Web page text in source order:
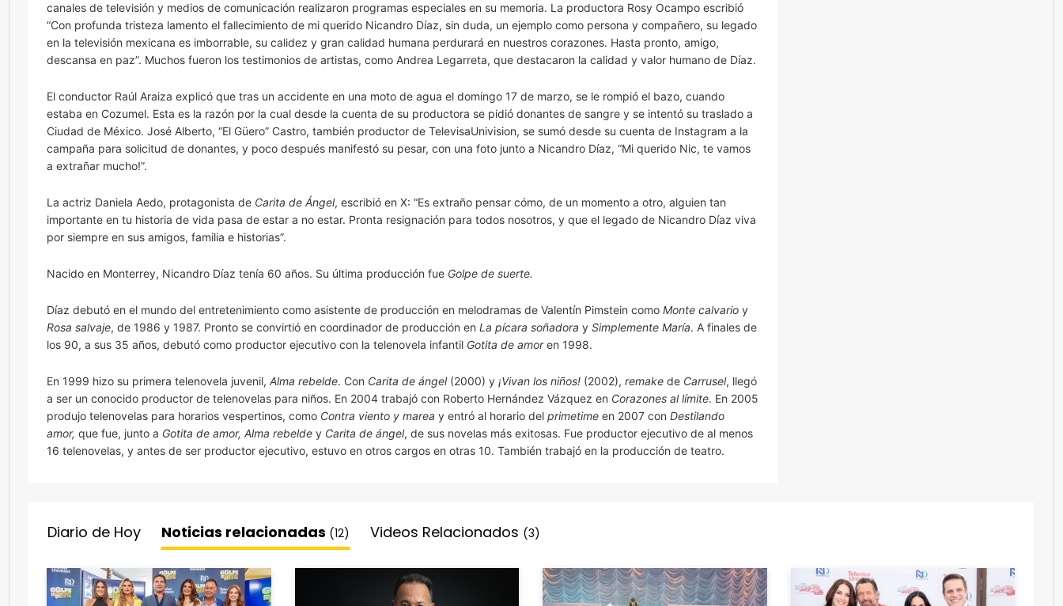
canales de televisión y medios de comunicación realizaron programas especiales en su memoria. La productora Rosy Ocampo escribió
“Con profunda tristeza lamento el fallecimiento de mi querido Nicandro Díaz, sin duda, un ejemplo como persona y compañero, su legado
en la televisión mexicana es imborrable, su calidez y gran calidad humana perdurará en nuestros corazones. Hasta pronto, amigo,
descansa en paz”. Muchos fueron los testimonios de artistas, como Andrea Legarreta, que destacaron la calidad y valor humano de Díaz.
El conductor Raúl Araiza explicó que tras un accidente en una moto de agua el domingo 17 de marzo, se le rompió el bazo, cuando
estaba en Cozumel. Esta es la razón por la cual desde la cuenta de su productora se pidió donantes de sangre y se intentó su traslado a
Ciudad de México. José Alberto, “El Güero” Castro, también productor de TelevisaUnivision, se sumó desde su cuenta de Instagram a la
campaña para solicitud de donantes, y poco después manifestó su pesar, con una foto junto a Nicandro Díaz, “Mi querido Nic, te vamos
a extrañar mucho!”.
La actriz Daniela Aedo, protagonista de Carita de Ángel, escribió en X: “Es extraño pensar cómo, de un momento a otro, alguien tan
importante en tu historia de vida pasa de estar a no estar. Pronta resignación para todos nosotros, y que el legado de Nicandro Díaz viva
por siempre en sus amigos, familia e historias”.
Nacido en Monterrey, Nicandro Díaz tenía 60 años. Su última producción fue Golpe de suerte.
Díaz debutó en el mundo del entretenimiento como asistente de producción en melodramas de Valentín Pimstein como Monte calvario y
Rosa salvaje, de 1986 y 1987. Pronto se convirtió en coordinador de producción en La pícara soñadora y Simplemente María. A finales de
los 90, a sus 35 años, debutó como productor ejecutivo con la telenovela infantil Gotita de amoren 1998.
En 1999 hizo su primera telenovela juvenil, Alma rebelde. Con Carita de ángel(2000) y ¡Vivan los niños! (2002), remake de Carrusel, llegó
a ser un conocido productor de telenovelas para niños. En 2004 trabajó con Roberto Hernández Vázquez en Corazones al límite. En 2005
produjo telenovelas para horarios vespertinos, como Contra viento y marea y entró al horario del primetime en 2007 con Destilando
amor, que fue, junto a Gotita de amor, Alma rebelde y Carita de ángel, de sus novelas más exitosas. Fue productor ejecutivo de al menos
16 telenovelas, y antes de ser productor ejecutivo, estuvo en otros cargos en otras 10. También trabajó en la producción de teatro.
Diario de Hoy Noticias relacionadas (12) Videos Relacionados (3)